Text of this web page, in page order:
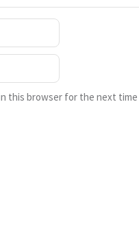
this browser for the next